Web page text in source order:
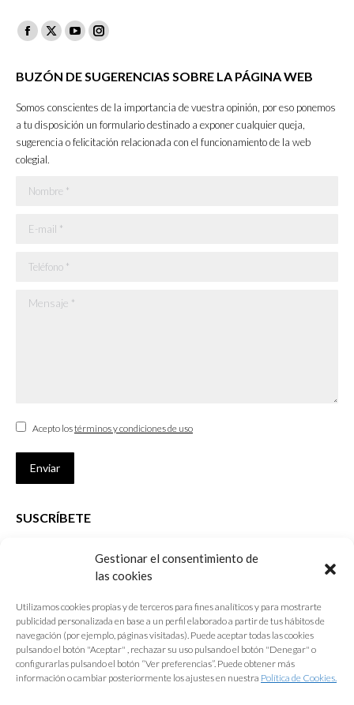
Gestionar el consentimiento de
las cookies
Utilizamos cookies propias y de terceros para fines analíticos y para mostrarte
publicidad personalizada en base a un perfil elaborado a partir de tus hábitos de
navegación (por ejemplo, páginas visitadas). Puede aceptar todas las cookies
pulsando el botón "Aceptar" , rechazar su uso pulsando el botón "Denegar" o
configurarlas pulsando el botón “Ver preferencias”. Puede obtener más
información o cambiar posteriormente los ajustes en nuestra Política de Cookies.
Facebook
opens
new
window
X
opens
new
window
YouTube
opens
new
window
Instagram
opens
in
new
window
BUZÓN DE SUGERENCIAS SOBRE LA PÁGINA WEB
Somos conscientes de la importancia de vuestra opinión, por eso ponemos
a tu disposición un formulario destinado a exponer cualquier queja,
sugerencia o felicitación relacionada con el funcionamiento de la web
colegial.
Nombre *
E-mail *
Teléfono *
Mensaje *
Acepto lostérminos y condiciones de uso
Enviar
SUSCRÍBETE
que desarrolla el Colegio de Arquitectos de Cádiz
E-mail *
Acepto lostérminos y condiciones de uso